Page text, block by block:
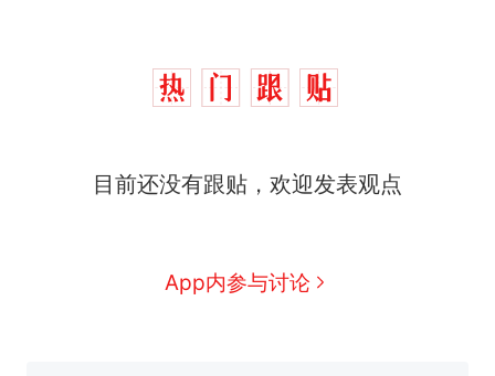
目前还没有跟贴，欢迎发表观点
App内参与讨论
热
那个在床头放菜刀的女孩，
交5060元才肯搬上楼！女子傻
协会回应
台风"白海豚"中心附近最大风
力已达15级 最新研判